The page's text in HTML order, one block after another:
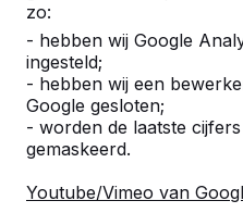
zo:
- hebben wij Google
ingesteld;
- hebben wij een
Google gesloten;
- worden de laatste
gemaskeerd.
Youtube/Vimeo van
Pingpongtafels -->